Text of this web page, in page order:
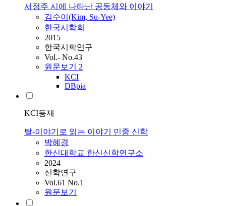
서정주 시에 나타난 공동체와 이야기
김수이(Kim, Su-Yee)
한국시학회
2015
한국시학연구
Vol.- No.43
원문보기 2
KCI
DBpia
KCI등재
탈-이야기로 읽는 이야기 민중 신학
박혜경
한신대학교 한신신학연구소
2024
신학연구
Vol.61 No.1
원문보기